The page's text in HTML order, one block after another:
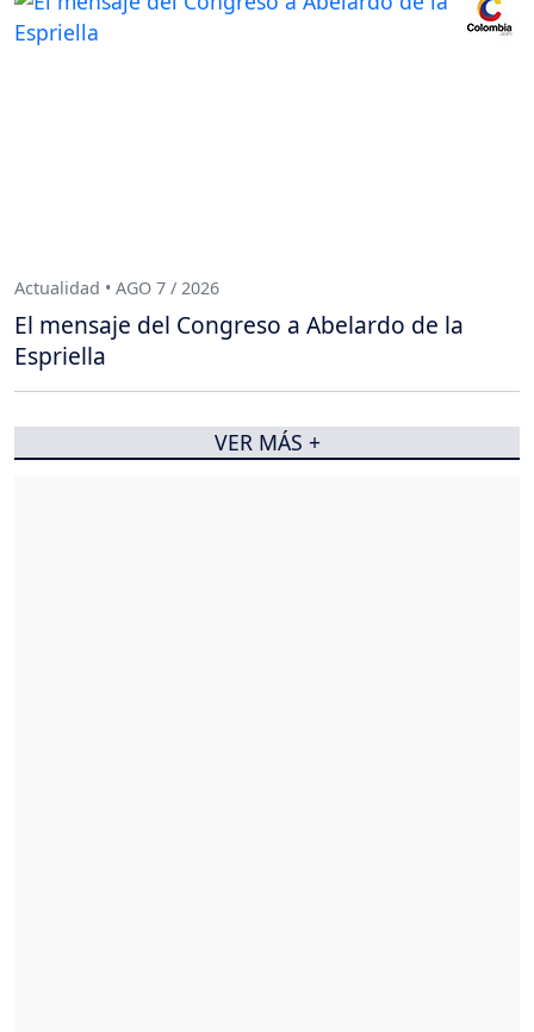
Actualidad • AGO 7 / 2026
El mensaje del Congreso a Abelardo de la
Espriella
VER MÁS +